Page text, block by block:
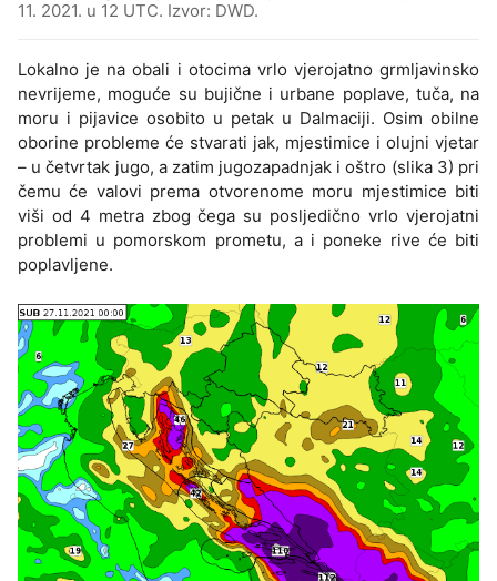
11. 2021. u 12 UTC. Izvor: DWD.
Lokalno je na obali i otocima vrlo vjerojatno grmljavinsko
nevrijeme, moguće su bujične i urbane poplave, tuča, na
moru i pijavice osobito u petak u Dalmaciji. Osim obilne
oborine probleme će stvarati jak, mjestimice i olujni vjetar
– u četvrtak jugo, a zatim jugozapadnjak i oštro (slika 3) pri
čemu će valovi prema otvorenome moru mjestimice biti
viši od 4 metra zbog čega su posljedično vrlo vjerojatni
problemi u pomorskom prometu, a i poneke rive će biti
poplavljene.